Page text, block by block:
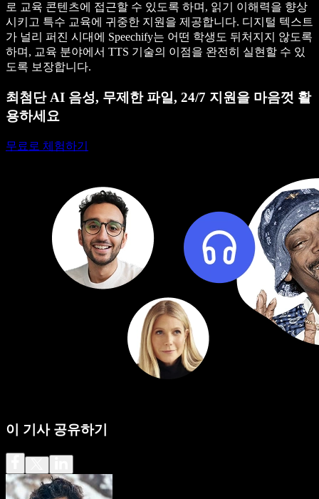
로 교육 콘텐츠에 접근할 수 있도록 하며, 읽기 이해력을 향상
시키고 특수 교육에 귀중한 지원을 제공합니다. 디지털 텍스트
가 널리 퍼진 시대에 Speechify는 어떤 학생도 뒤처지지 않도록
하며, 교육 분야에서 TTS 기술의 이점을 완전히 실현할 수 있
도록 보장합니다.
최첨단 AI 음성, 무제한 파일, 24/7 지원을 마음껏 활
용하세요
무료로 체험하기
이 기사 공유하기